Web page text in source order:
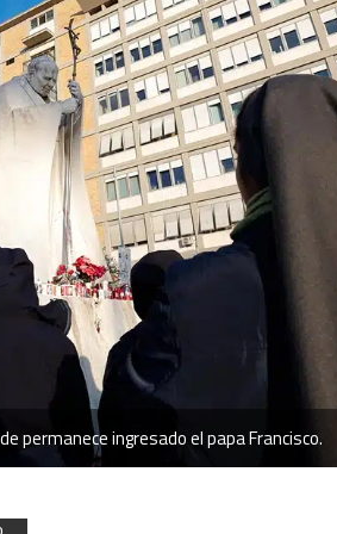
permanece ingresado el papa Francisco.